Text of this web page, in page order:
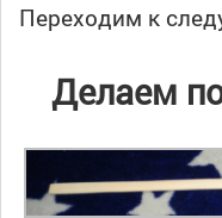
Переходим к
Делаем